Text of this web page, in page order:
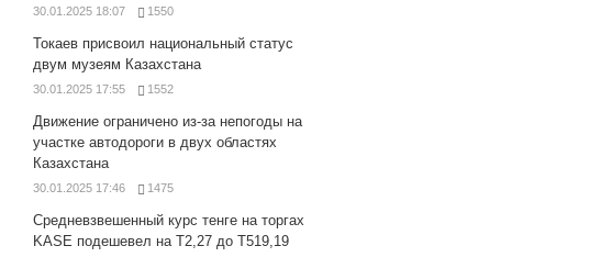
30.01.2025 18:07 1550
Токаев присвоил национальный статус
двум музеям Казахстана
30.01.2025 17:55 1552
Движение ограничено из-за непогоды на
участке автодороги в двух областях
Казахстана
30.01.2025 17:46 1475
Средневзвешенный курс тенге на торгах
KASE подешевел на Т2,27 до Т519,19